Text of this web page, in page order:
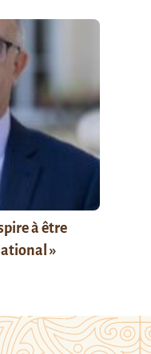
à être
»